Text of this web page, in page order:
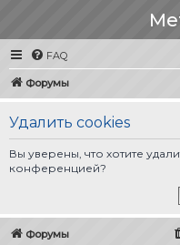
FAQ
Форумы
Удалить cookies
Вы уверены, что хотите
конференцией?
Форумы